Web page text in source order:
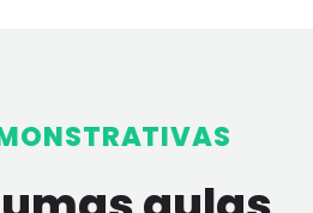
las, dessa forma: